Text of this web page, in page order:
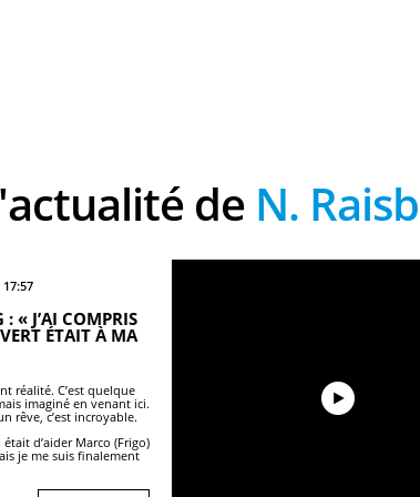
de N.
« J’AI COMPRIS
ÉTAIT À MA
réalité. C’est quelque
imaginé en venant ici.
rêve, c’est incroyable.
d’aider Marco (Frigo)
je me suis finalement